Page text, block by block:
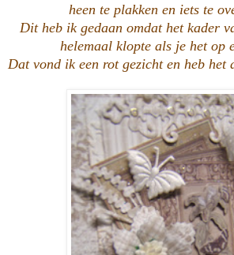
heen te plakken en iets te
Dit heb ik gedaan omdat het kader
helemaal klopte als je het op
Dat vond ik een rot gezicht en heb het